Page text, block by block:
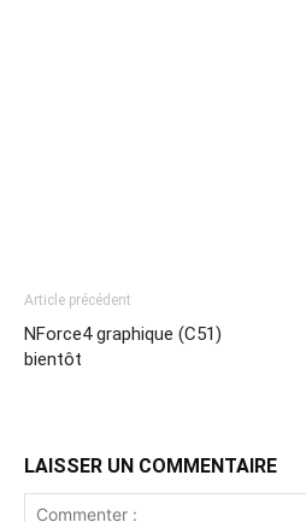
Article précédent
NForce4 graphique (C51)
bientôt
LAISSER UN COMMENTAIRE